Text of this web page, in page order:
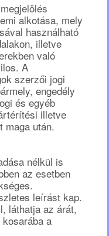
alkotása, mely
használható
illetve
való
A
szerzői jogi
engedély
és egyéb
illetve
maga után.
nélkül is
az esetben
leírást kap.
láthatja az árát,
a